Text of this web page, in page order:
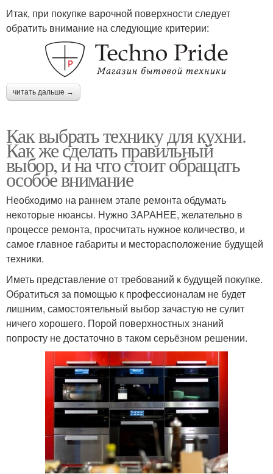
Итак, при покупке варочной поверхности следует
обратить внимание на следующие критерии:
читать дальше →
Как выбрать технику для кухни.
Как же сделать правильный
выбор, и на что стоит обращать
особое внимание
Необходимо на раннем этапе ремонта обдумать
некоторые нюансы. Нужно ЗАРАНЕЕ, желательно в
процессе ремонта, просчитать нужное количество, и
самое главное габариты и месторасположение будущей
техники.
Иметь представление от требований к будущей покупке.
Обратиться за помощью к профессионалам не будет
лишним, самостоятельный выбор зачастую не сулит
ничего хорошего. Порой поверхностных знаний
попросту не достаточно в таком серьёзном решении.